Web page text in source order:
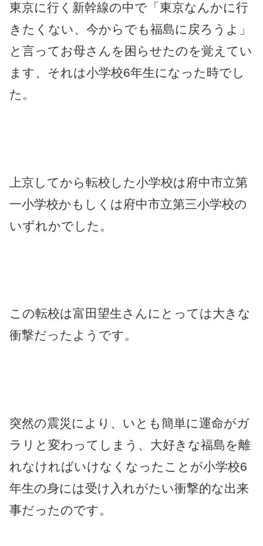
東京に行く新幹線の中で「東京なんかに行
きたくない、今からでも福島に戻ろうよ」
と言ってお母さんを困らせたのを覚えてい
ます、それは小学校6年生になった時でし
た。
上京してから転校した小学校は府中市立第
一小学校かもしくは府中市立第三小学校の
いずれかでした。
この転校は富田望生さんにとっては大きな
衝撃だったようです。
突然の震災により、いとも簡単に運命がガ
ラリと変わってしまう、大好きな福島を離
れなければいけなくなったことが小学校6
年生の身には受け入れがたい衝撃的な出来
事だったのです。